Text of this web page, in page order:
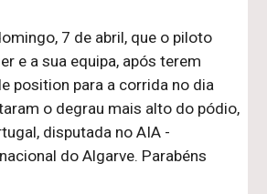
7 de abril, que o piloto
e a sua equipa, após terem
position para a corrida no dia
o degrau mais alto do pódio,
disputada no AIA -
do Algarve. Parabéns